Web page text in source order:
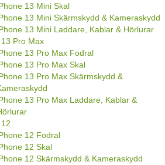
13 Mini Skal
13 Mini Skärmskydd & Kameraskydd
13 Mini Laddare, Kablar & Hörlurar
Pro Max
13 Pro Max Fodral
13 Pro Max Skal
13 Pro Max Skärmskydd &
13 Pro Max Laddare, Kablar &
12 Fodral
12 Skal
12 Skärmskydd & Kameraskydd